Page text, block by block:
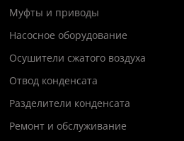
Муфты и приводы
Насосное оборудование
Осушители сжатого воздуха
Отвод конденсата
Разделители конденсата
Ремонт и обслуживание